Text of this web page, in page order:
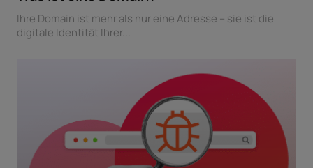
Ihre Domain ist mehr als nur eine Adresse – sie ist die
digitale Identität Ihrer...